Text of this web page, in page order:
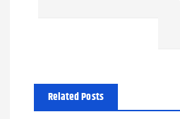
Related Posts